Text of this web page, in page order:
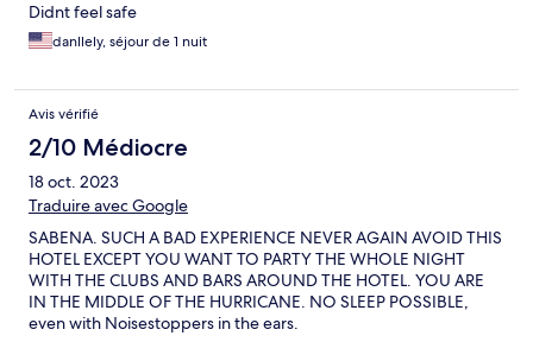
Didnt feel safe
danllely, séjour de 1 nuit
Avis vérifié
2/10 Médiocre
18 oct. 2023
Traduire avec Google
SABENA. SUCH A BAD EXPERIENCE NEVER AGAIN AVOID THIS
HOTEL EXCEPT YOU WANT TO PARTY THE WHOLE NIGHT
WITH THE CLUBS AND BARS AROUND THE HOTEL. YOU ARE
IN THE MIDDLE OF THE HURRICANE. NO SLEEP POSSIBLE,
even with Noisestoppers in the ears.